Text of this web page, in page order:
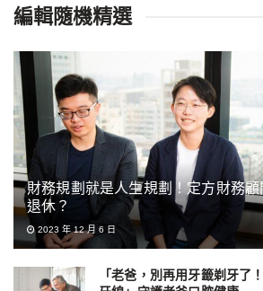
編輯隨機精選
財務規劃就是人生規劃！定方財務
退休？
2023 年 12 月 6 日
「老爸，別再用牙籤剃牙了